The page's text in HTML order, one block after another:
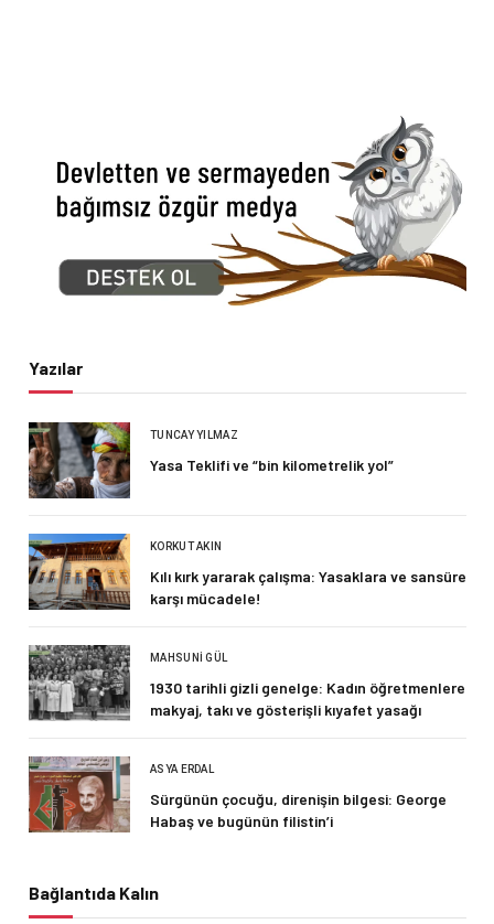
Yazılar
TUNCAY YILMAZ
Yasa Teklifi ve “bin kilometrelik yol”
KORKUT AKIN
Kılı kırk yararak çalışma: Yasaklara ve sansüre
karşı mücadele!
MAHSUNI GÜL
1930 tarihli gizli genelge: Kadın öğretmenlere
makyaj, takı ve gösterişli kıyafet yasağı
ASYA ERDAL
Sürgünün çocuğu, direnişin bilgesi: George
Habaş ve bugünün filistin’i
Bağlantıda Kalın